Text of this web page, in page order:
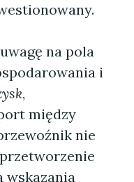
na pola
i
,
między
nie
wskazania